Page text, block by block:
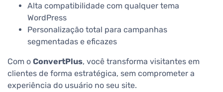
Alta compatibilidade com qualquer tema
WordPress
Personalização total para campanhas
segmentadas e eficazes
Com o ConvertPlus, você transforma visitantes em
clientes de forma estratégica, sem comprometer a
experiência do usuário no seu site.